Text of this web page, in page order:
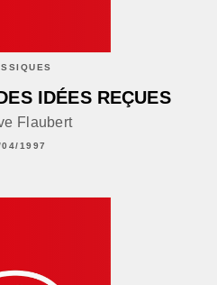
IDÉES REÇUES
Flaubert
1997